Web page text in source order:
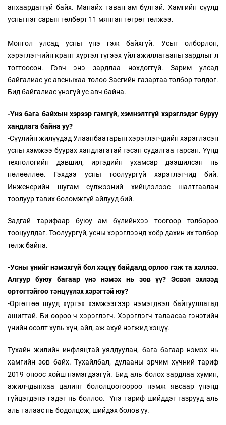
анхаардаггүй байх. Манайх таван ам бүлтэй. Хамгийн сүүлд
усны нэг сарын төлбөрт 11 мянган төгрөг төлжээ.
Монгол улсад усны үнэ гэж байхгүй. Усыг олборлон,
хэрэглэгчийн крант хүртэл түгээх үйл ажиллагааны зардлыг л
тогтоосон. Гэвч энэ зардлаа нөхдөггүй. Зарим улсад
байгалиас ус авсныхаа төлөө Засгийн газартаа төлбөр төлдөг.
Бид байгалиас үнэгүй ус авч байна.
-Үнэ бага байхын хэрээр гамгүй, хэмнэлтгүй хэрэглэдэг буруу
хандлага байна уу?
-Сүүлийн жилүүдэд Улаанбаатарын хэрэглэгчдийн хэрэглэсэн
усны хэмжээ буурах хандлагатай гэсэн судалгаа гарсан. Үүнд
технологийн дэвшил, иргэдийн ухамсар дээшилсэн нь
нөлөөллөө. Гэхдээ усны тоолуургүй хэрэглэгчид бий.
Инженерийн шугам сүлжээний хийцлэлээс шалтгаалан
тоолуур тавих боломжгүй айлууд бий.
Задгай тарифаар буюу ам бүлийнхээ тоогоор төлбөрөө
тооцуулдаг. Тоолуургүй, усны хэрэглээнд хоёр дахин их төлбөр
төлж байна.
-Усны үнийг нэмэхгүй бол хэцүү байдалд орлоо гэж та хэллээ.
Алгуур буюу багаар үнэ нэмэх нь зөв үү? Эсвэл эхлээд
өртөгтэйгөө тэнцүүлэх хэрэгтэй юу?
-Өртөгтөө шууд хүргэх хэмжээгээр нэмэгдвэл байгууллагад
ашигтай. Би өөрөө ч хэрэглэгч. Хэрэглэгч талаасаа гэнэтийн
үнийн өсөлт хувь хүн, айл, аж ахуй нэгжид хэцүү.
Тухайн жилийн инфляцтай уялдуулан, бага багаар нэмэх нь
хамгийн зөв байх. Тухайлбал, дулааны эрчим хүчний тариф
2019 оноос хойш нэмэгдээгүй. Бид аль болох зардлаа хумин,
ажилчдынхаа цалинг бололцоогоороо нэмж явсаар үнэнд
гүйцэгдэнэ гэдэг нь боллоо. Үнэ тариф шийддэг газрууд аль
аль талаас нь бодолцож, шийдэх болов уу.